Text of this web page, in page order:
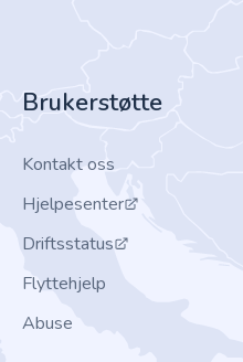
Brukerstøtte
Kontakt oss
Hjelpesenter
Driftsstatus
Flyttehjelp
Abuse